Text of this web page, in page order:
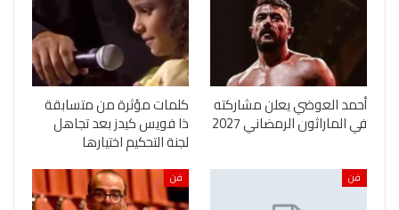
أحمد العوضي يعلن مشاركته
في الماراثون الرمضاني 2027
كلمات مؤثرة من متسابقة
ذا فويس كيدز بعد تجاهل
لجنة التحكيم اختيارها
فن فن